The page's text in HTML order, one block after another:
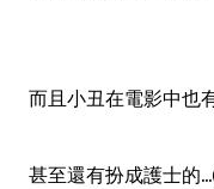
而且小丑在電影中也
甚至還有扮成護士的